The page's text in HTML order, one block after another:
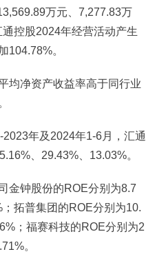
万元、7,277.83万
控股2024年经营活动产生
104.78%。
均净资产收益率高于同行业
年及2024年1-6月，汇通
、29.43%、13.03%。
金钟股份的ROE分别为8.7
拓普集团的ROE分别为10.
；福赛科技的ROE分别为2
。